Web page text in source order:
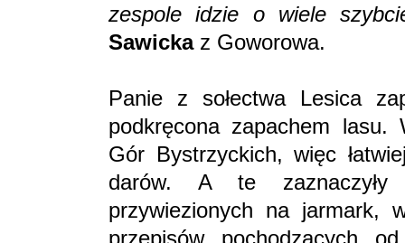
zespole idzie o wiele
Sawickaz Goworowa.
Panie z sołectwa Lesica
podkręcona zapachem lasu.
Gór Bystrzyckich, więc
darów. A te
przywiezionych na jarmark,
przepisów pochodzących